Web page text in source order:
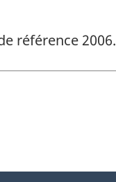
référence 2006.